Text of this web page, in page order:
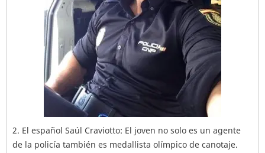
2. El español Saúl Craviotto: El joven no solo es un agente
de la policía también es medallista olímpico de canotaje.